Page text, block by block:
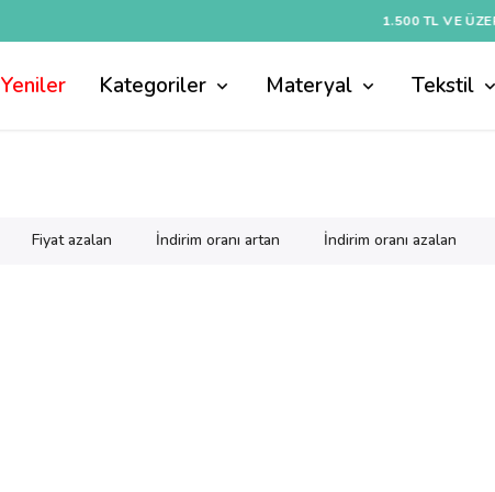
1.500 TL VE ÜZERI ALIŞVERIŞLERDE KARGO ÜCRETSİZ
Yeniler Kategoriler Materyal Tekstil
Fiyat azalan İndirim oranı artan İndirim oranı azalan